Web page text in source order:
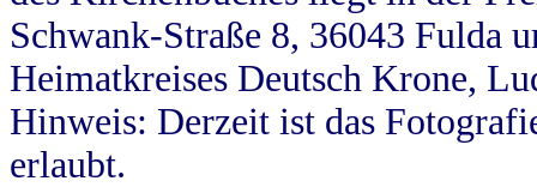
Schwank-Straße 8, 36043 Fulda
Heimatkreises Deutsch Krone,
Hinweis: Derzeit ist das
erlaubt.